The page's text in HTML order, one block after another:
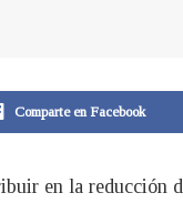
Comparte en Facebook
en la reducción